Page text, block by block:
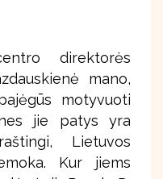
direktorės
mano,
motyvuoti
jie patys yra
Lietuvos
Kur jiems